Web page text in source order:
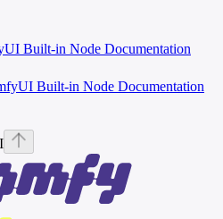
Built-in Node Documentation
Built-in Node Documentation
I